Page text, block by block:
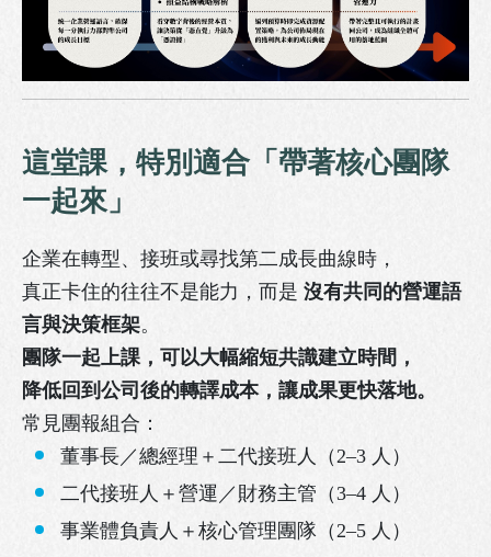
這堂課，特別適合「帶著核心團隊
一起來」
企業在轉型、接班或尋找第二成長曲線時，
真正卡住的往往不是能力，而是 沒有共同的營運語
言與決策框架。
團隊一起上課，可以大幅縮短共識建立時間，
降低回到公司後的轉譯成本，讓成果更快落地。
常見團報組合：
董事長／總經理＋二代接班人（2–3 人）
二代接班人＋營運／財務主管（3–4 人）
事業體負責人＋核心管理團隊（2–5 人）